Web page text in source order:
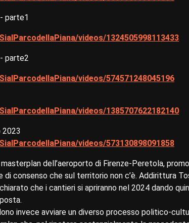
parte1
videos/1324505998113433
parte2
videos/574571248045196
videos/1385707622182140
2023
videos/573130898091858
dell’aeroporto di Firenze-Peretola,
consenso che sul territorio non c’è. Addirittura
che i cantieri si apriranno nel 2024 dando
invece avviare un diverso processo politico-